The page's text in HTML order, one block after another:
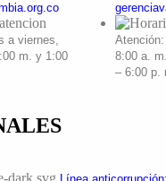
a viernes,
m. y 1:00
8:00 a.
– 6:00 p.